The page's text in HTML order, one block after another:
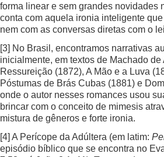
forma linear e sem grandes novidades
conta com aquela ironia inteligente
nem com as conversas diretas com o
[3] No Brasil, encontramos narrativas
inicialmente, em textos de Machado de
Ressureição (1872), A Mão e a Luva
Póstumas de Brás Cubas (1881) e
onde o autor nesses romances usou
brincar com o conceito de mimesis
mistura de gêneros e forte ironia.
[4] A Perícope da Adúltera (em latim:
episódio bíblico que se encontra no